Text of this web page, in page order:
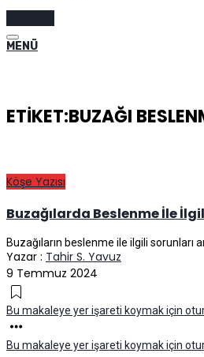
MENÜ
ETIKET:BUZAĞI
Köşe Yazısı
Buzağılarda Beslenme İle
Buzağıların beslenme ile ilgili sorunları
Yazar : Tahir S. Yavuz
9 Temmuz 2024
Bu makaleye yer işareti koymak için
Bu makaleye yer işareti koymak için